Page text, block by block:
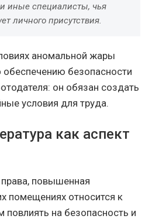
иные специалисты, чья
личного присутствия.
аномальной жары
обеспечению безопасности
он обязан создать
условия для труда.
как аспект
повышенная
помещениях относится к
на безопасность и